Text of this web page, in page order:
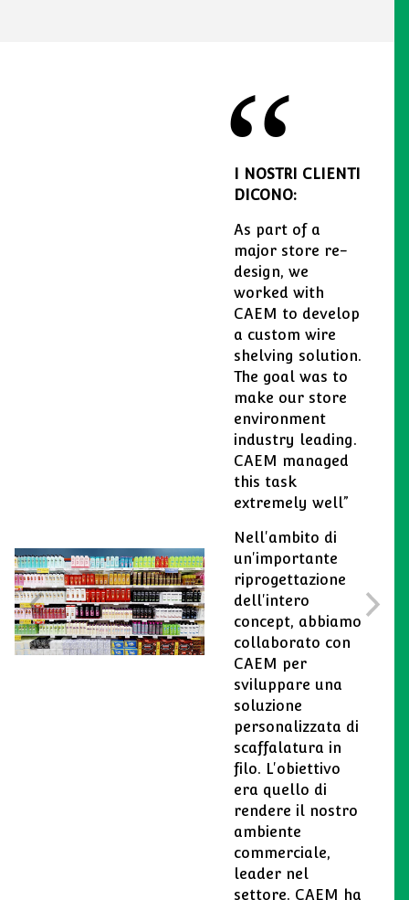
I NOSTRI CLIENTI
DICONO:
As part of a
major store re-
design, we
worked with
CAEM to develop
a custom wire
shelving solution.
The goal was to
make our store
environment
industry leading.
CAEM managed
this task
extremely well”
Nell'ambito di
un'importante
riprogettazione
dell'intero
concept, abbiamo
collaborato con
CAEM per
sviluppare una
soluzione
personalizzata di
scaffalatura in
filo. L'obiettivo
era quello di
rendere il nostro
ambiente
commerciale,
leader nel
settore. CAEM ha